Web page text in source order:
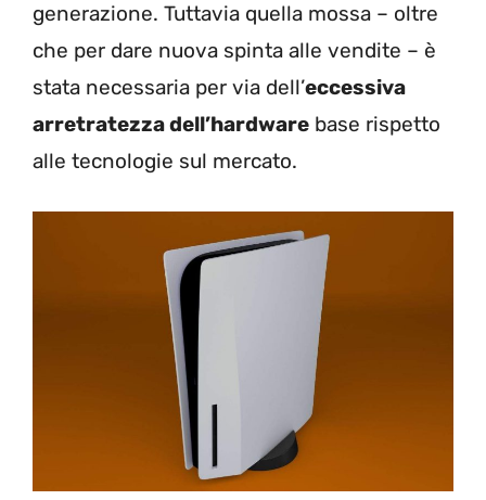
generazione. Tuttavia quella mossa – oltre
che per dare nuova spinta alle vendite – è
stata necessaria per via dell’eccessiva
arretratezza dell’hardware base rispetto
alle tecnologie sul mercato.